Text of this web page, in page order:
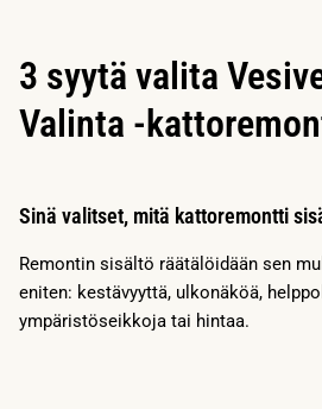
3 syytä valita
Valinta -
Sinä valitset, mitä kattoremontti
Remontin sisältö räätälöidään sen
eniten: kestävyyttä, ulkonäköä,
ympäristöseikkoja tai hintaa.